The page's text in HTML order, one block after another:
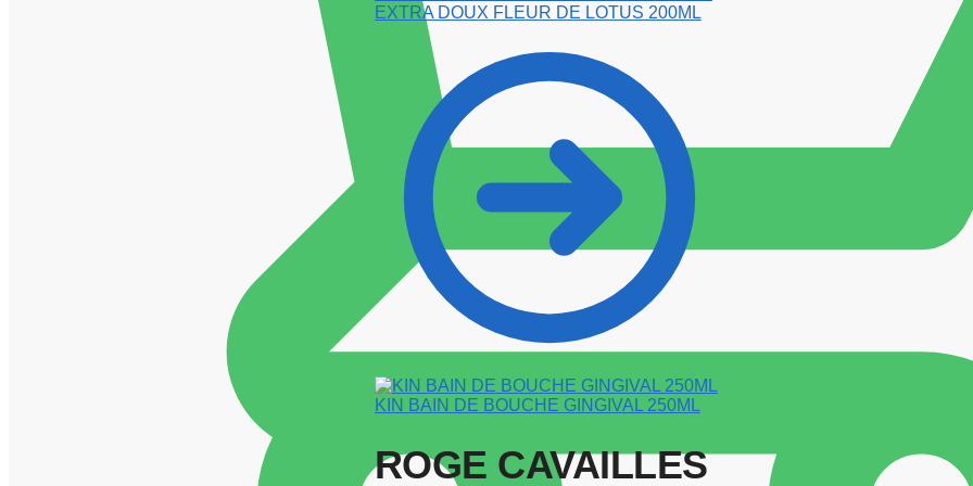
EXTRA DOUX FLEUR DE LOTUS 200ML
KIN BAIN DE BOUCHE GINGIVAL 250ML
ROGE CAVAILLES